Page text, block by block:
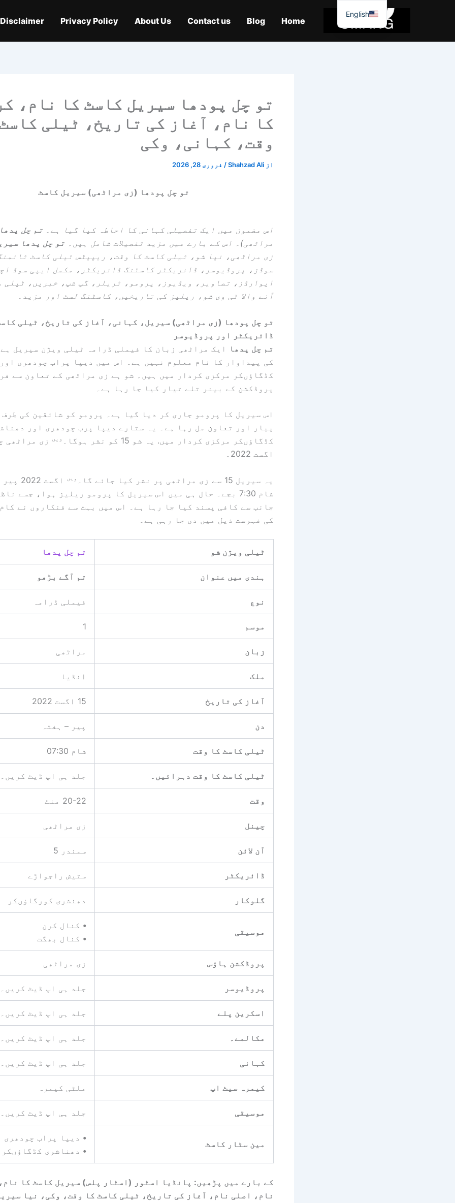
Home
Blog
Contact us
About Us
Privacy Policy
Disclaimer
تو چل پودھا سیریل کاسٹ کا نام،
کا نام، آغاز کی تاریخ، ٹیلی
وقت، کہانی، وکی
از Shahzad Ali
/ فروری 28, 2026
تو چل پودھا (زی مراٹھی) سیریل کاسٹ
اس مضمون میں ایک تفصیلی کہانی کا احاطہ کیا گیا ہے۔ تم چل پدھا
مراٹھی)۔ اس کے بارے میں مزید تفصیلات شامل ہیں۔ تو چل پدھا
زی مراٹھی، نیا شو، ٹیلی کاسٹ کا وقت، ریپیٹس ٹیلی کاسٹ
سوڈز، پروڈیوسر، ڈائریکٹر کاسٹنگ ڈائریکٹر، مکمل ایپی سوڈ
ایوارڈز، تصاویر، ویڈیوز، پرومو، ٹریلر، گپ شپ، خبریں، ٹیلی
آنے والا ٹی وی شو، ریلیز کی تاریخیں، کاسٹنگ لسٹ اور مزید۔
تو چل پودھا (زی مراٹھی) سیریل، کہانی، آغاز کی تاریخ، ٹیلی
ڈائریکٹر اور پروڈیوسر
تم چل پدھا
ایک مراٹھی زبان کا فیملی ڈرامہ ٹیلی ویژن سیریل
کی پیداوار کا نام معلوم نہیں ہے۔ اس میں دیپا پراب چودھری
کڈگاؤںکر مرکزی کردار میں ہیں۔ شو ہے زی مراٹھی کے تعاون سے
پروڈکشن کے بینر تلے تیار کیا جا رہا ہے۔
اس سیریل کا پرومو جاری کر دیا گیا ہے۔ پرومو کو شائقین کی
پیار اور تعاون مل رہا ہے۔ یہ ستارے دیپا پرب چودھری اور
کڈگاؤںکر
مرکزی کردار میں. یہ شو 15 کو نشر ہوگا۔ ویں
زی مراٹھی
اگست 2022۔
یہ سیریل 15 سے زی مراٹھی پر نشر کیا جائے گا۔ ویں
اگست
شام 7:30 بجے۔ حال ہی میں اس سیریل کا پرومو ریلیز ہوا، جسے
جانب سے کافی پسند کیا جا رہا ہے۔ اس میں بہت سے فنکاروں نے
کی فہرست ذیل میں دی جا رہی ہے۔
ٹیلی ویژن شو تم چل پدھا
ہندی میں عنوان تم آگے بڑھو
نوع فیملی ڈرامہ
موسم 1
زبان مراٹھی
ملک انڈیا
آغاز کی تاریخ 15 اگست 2022
دن پیر – ہفتہ
ٹیلی کاسٹ کا وقت شام 07:30
ٹیلی کاسٹ کا وقت دہرائیں۔ جلد ہی اپ ڈیٹ کریں۔
وقت 20-22 منٹ
چینل زی مراٹھی
آن لائن سمندر 5
ڈائریکٹر ستیش راجواڑے
گلوکار دھنشری کورگاؤںکر
موسیقی
• کنال کرن
• کنال بھگت
پروڈکشن ہاؤس زی مراٹھی
پروڈیوسر جلد ہی اپ ڈیٹ کریں۔
اسکرین پلے جلد ہی اپ ڈیٹ کریں۔
مکالمے۔ جلد ہی اپ ڈیٹ کریں۔
کہانی جلد ہی اپ ڈیٹ کریں۔
کیمرہ سیٹ اپ ملٹی کیمرہ
موسیقی جلد ہی اپ ڈیٹ کریں۔
مین سٹار کاسٹ
• دیپا پراب چودھری
• دھناشری کڈگاؤںکر
کے بارے میں پڑھیں: پانڈیا اسٹور (اسٹار پلس) سیریل کاسٹ کا
نام، اصلی نام، آغاز کی تاریخ، ٹیلی کاسٹ کا وقت، وکی، نیا
English